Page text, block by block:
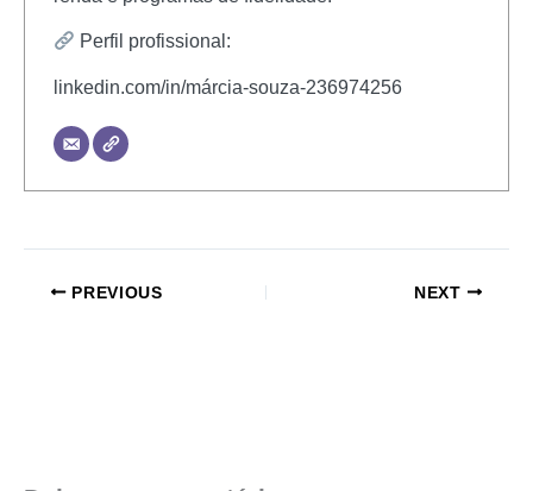
Perfil profissional:
linkedin.com/in/márcia-souza-236974256
PREVIOUS NEXT